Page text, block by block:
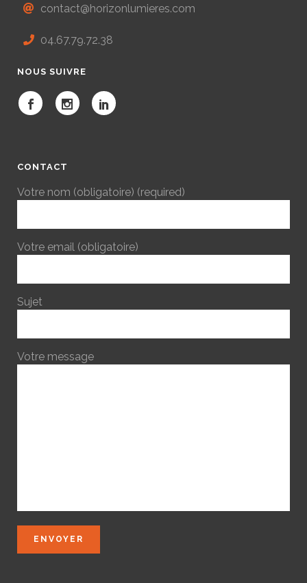
contact@horizonlumieres.com
04.67.79.72.38
NOUS SUIVRE
CONTACT
Votre nom (obligatoire) (required)
Votre email (obligatoire)
Sujet
Votre message